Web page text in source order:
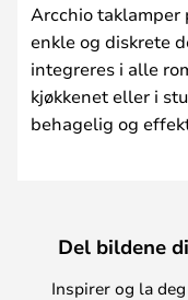
Arcchio taklamper
enkle og diskrete
integreres i alle
kjøkkenet eller i
behagelig og
Del bildene
Inspirer og la